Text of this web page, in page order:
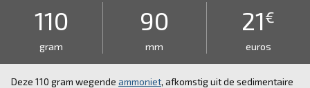
110
gram
90
mm
21€
euros
Deze 110 gram wegende ammoniet, afkomstig uit de sedimentaire